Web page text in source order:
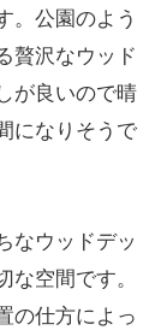
。公園のよう
贅沢なウッド
が良いので晴
になりそうで
なウッドデッ
空間です。
の仕方によっ